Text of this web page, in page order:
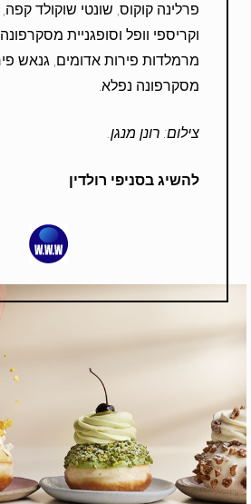
פרלינה קוקוס, שונטי שוקולד
וקריספי וופל וסופגניית
מרמלדות פירות אדומים, גנאש
מסקרפונה נפלא.
צילום: רונן מנגן.
להשיג בסניפי רולדין